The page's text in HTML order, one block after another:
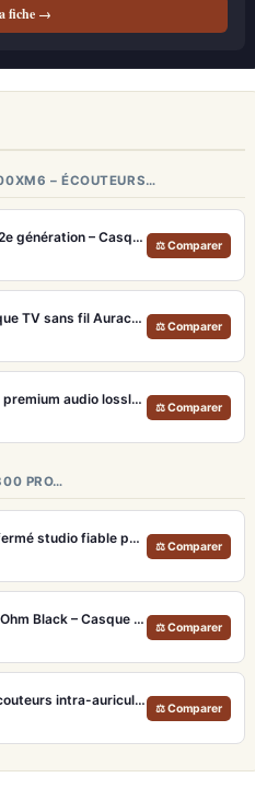
fiche →
– ÉCOUTEURS…
Bose QuietComfort Ultra 2e génération – Casque ANC premium avec son immersif spatial et 30h d'autonomie
⚖ Comparer
Sennheiser RS 275 – Casque TV sans fil Auracast avec 50h d'autonomie
⚖ Comparer
Sonos Ace – Casque ANC premium audio lossless et Dolby Atmos
⚖ Comparer
PRO…
AKG K271 MKII – Casque fermé studio fiable pour une écoute neutre
⚖ Comparer
Beyerdynamic DT 100 16 Ohm Black – Casque studio fermé pour monitoring précis
⚖ Comparer
Sennheiser IE 100 Pro – Écouteurs intra-auriculaires transparents pour monitoring live
⚖ Comparer